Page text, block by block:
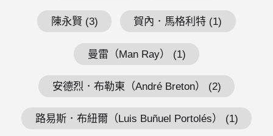
陳永賢 (3) 賀內．馬格利特 (1)
曼雷（Man Ray） (1)
安德烈．布勒東（André Breton） (2)
路易斯．布紐爾（Luis Buñuel Portolés） (1)